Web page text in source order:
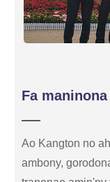
Fa
Ao Kangton no
ambony,